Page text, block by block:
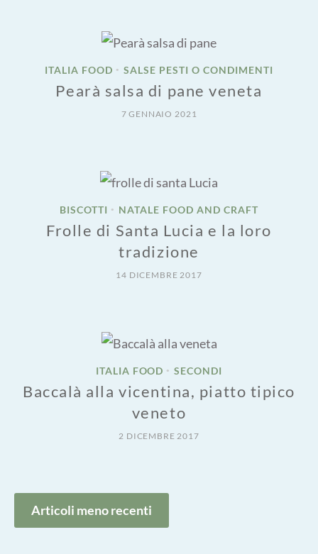
ITALIA FOOD • SALSE PESTI O CONDIMENTI
Pearà salsa di pane veneta
7 GENNAIO 2021
BISCOTTI • NATALE FOOD AND CRAFT
Frolle di Santa Lucia e la loro
tradizione
14 DICEMBRE 2017
ITALIA FOOD • SECONDI
Baccalà alla vicentina, piatto tipico
veneto
2 DICEMBRE 2017
Navigazione
articoli
Articoli meno recenti